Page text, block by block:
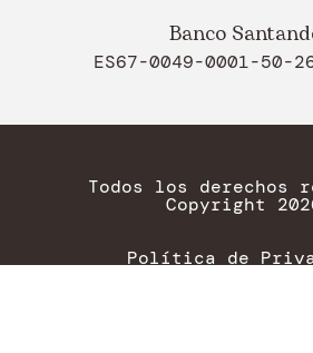
Banco
ES67-0049-0001-50-
Todos los derechos
Copyright
Política de